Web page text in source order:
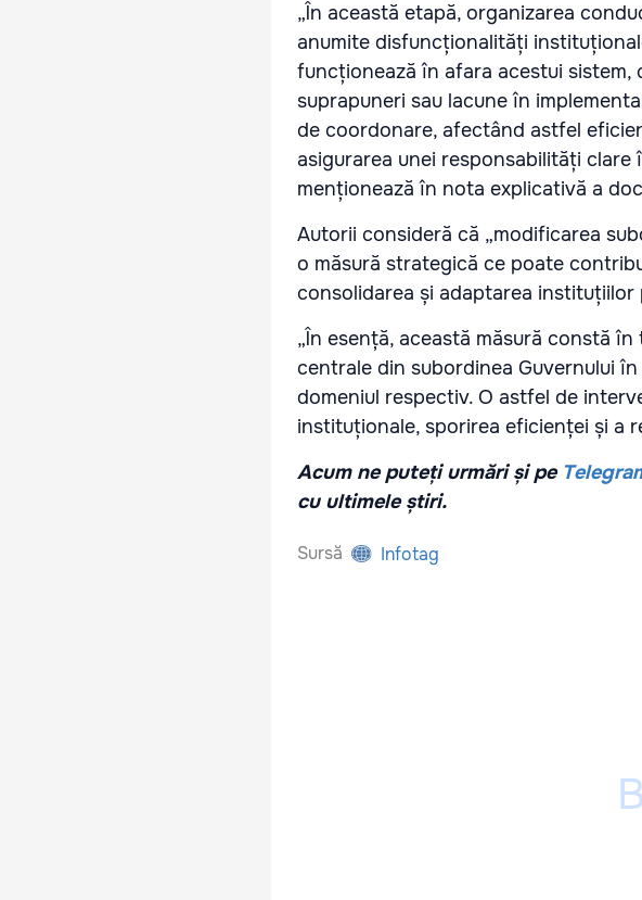
„În această etapă, organizarea
anumite disfuncționalități
funcționează în afara acestui sistem,
suprapuneri sau lacune în
de coordonare, afectând astfel
asigurarea unei responsabilități
menționează în nota explicativă a
Autorii consideră că „modificarea
o măsură strategică ce poate
consolidarea și adaptarea instituțiilor
„În esență, această măsură constă
centrale din subordinea Guvernului
domeniul respectiv. O astfel de
instituționale, sporirea eficienței și a
Acum ne puteți urmări și pe
cu ultimele știri.
Sursă Infotag